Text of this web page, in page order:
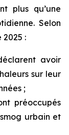
plus qu’une
Selon
:
avoir
sur leur
;
préoccupés
urbain et